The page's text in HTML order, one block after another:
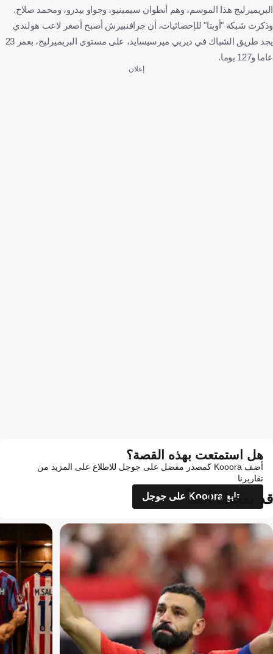
البريميرليج هذا الموسم، وهم أنطوان سيمينيو، وجواو بيدرو، ومحمد صلاح.
وذكرت شبكة "أوبتا" للإحصائيات، أن جرافنبيرش أصبح أصغر لاعب هولندي
يجد طريق الشباك في ديربي ميرسيسايد، على مستوى البريميرليج، بعمر 23
عاما و127 يوما.
إعلان
هل استمتعت بهذه القصة؟
أضف Kooora كمصدر مفضل على جوجل للاطلاع على المزيد من
تقاريرنا
تابع Kooora على جوجل
قد يعجبك أيضاً